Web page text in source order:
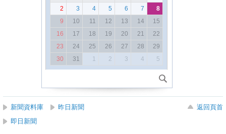
2
3 4 5 6 7
8
9
10 11 12 13 14
15
16
17 18 19 20 21
22
23
24 25 26 27 28
29
30
31 1 2 3 4 5
新聞資料庫 昨日新聞
返回頁首
即日新聞